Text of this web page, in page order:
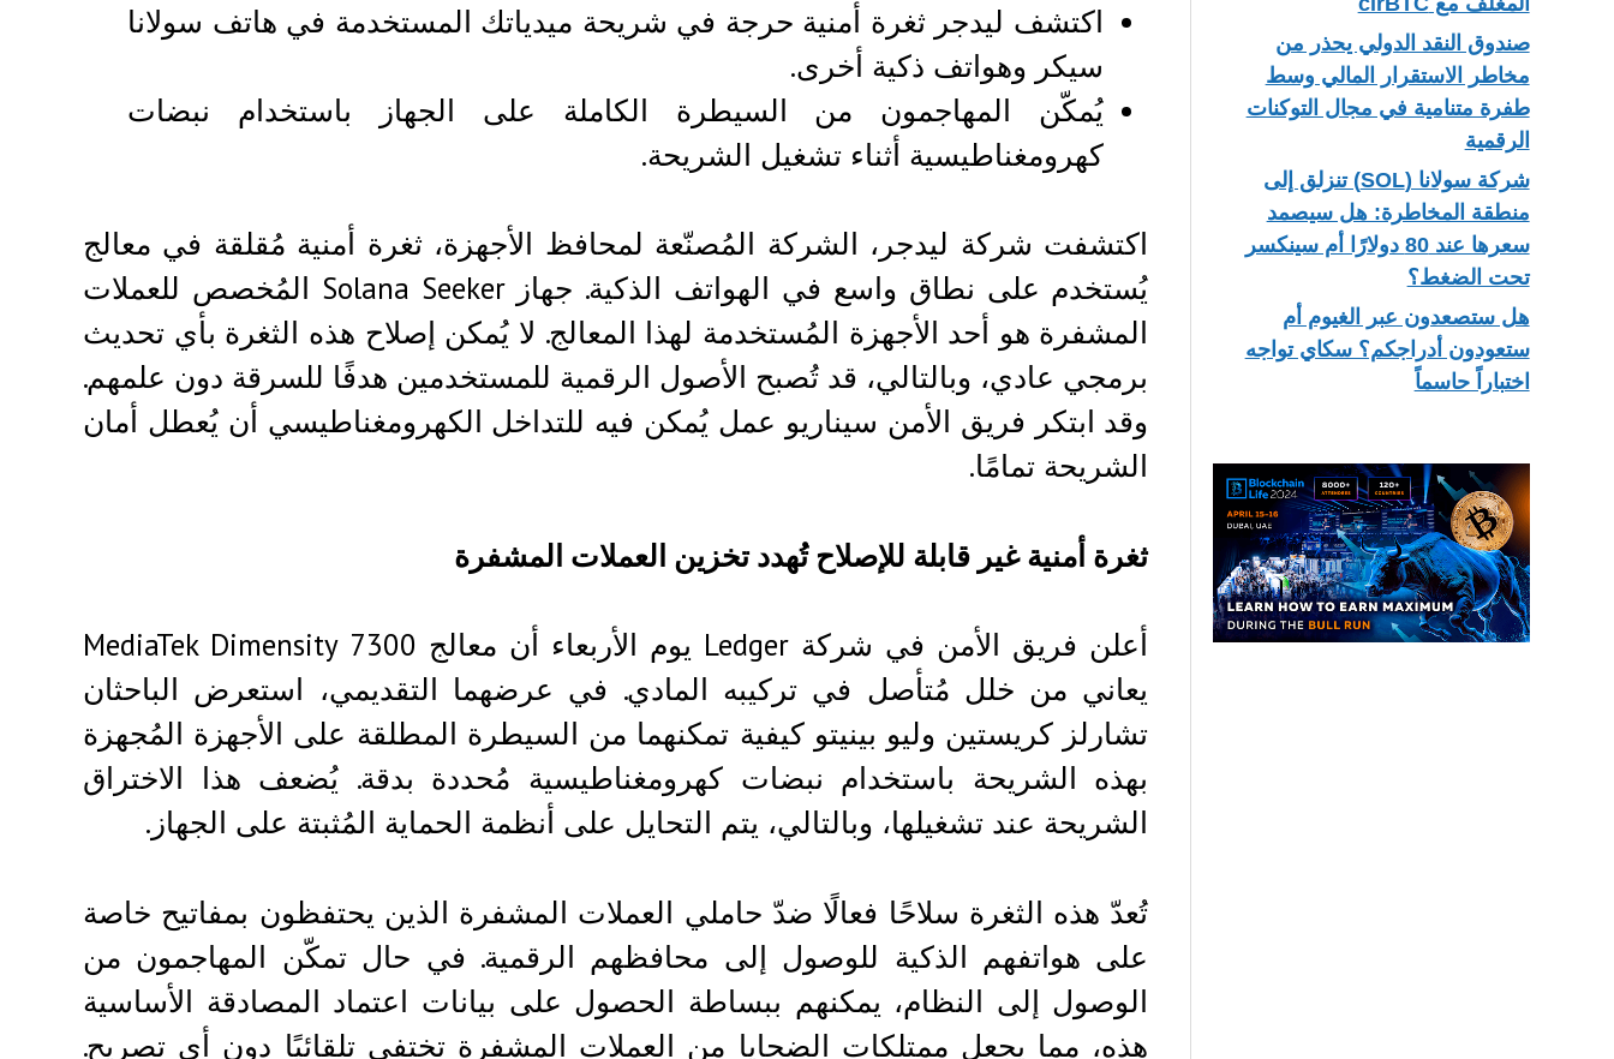
صندوق النقد الدولي يحذر من
مخاطر الاستقرار المالي وسط
طفرة متنامية في مجال التوكنات
الرقمية
شركة سولانا (SOL) تنزلق إلى
منطقة المخاطرة: هل سيصمد
سعرها عند 80 دولارًا أم سينكسر
تحت الضغط؟
هل ستصعدون عبر الغيوم أم
ستعودون أدراجكم؟ سكاي تواجه
اختباراً حاسماً
اكتشف ليدجر ثغرة أمنية حرجة في شريحة ميدياتك المستخدمة في هاتف سولانا
سيكر وهواتف ذكية أخرى.
يُمكّن المهاجمون من السيطرة الكاملة على الجهاز باستخدام نبضات
كهرومغناطيسية أثناء تشغيل الشريحة.
اكتشفت شركة ليدجر، الشركة المُصنّعة لمحافظ الأجهزة، ثغرة أمنية مُقلقة في معالج
يُستخدم على نطاق واسع في الهواتف الذكية. جهاز Solana Seeker المُخصص للعملات
المشفرة هو أحد الأجهزة المُستخدمة لهذا المعالج. لا يُمكن إصلاح هذه الثغرة بأي تحديث
برمجي عادي، وبالتالي، قد تُصبح الأصول الرقمية للمستخدمين هدفًا للسرقة دون علمهم.
وقد ابتكر فريق الأمن سيناريو عمل يُمكن فيه للتداخل الكهرومغناطيسي أن يُعطل أمان
الشريحة تمامًا.
ثغرة أمنية غير قابلة للإصلاح تُهدد تخزين العملات المشفرة
أعلن فريق الأمن في شركة Ledger يوم الأربعاء أن معالج MediaTek Dimensity 7300
يعاني من خلل مُتأصل في تركيبه المادي. في عرضهما التقديمي، استعرض الباحثان
تشارلز كريستين وليو بينيتو كيفية تمكنهما من السيطرة المطلقة على الأجهزة المُجهزة
بهذه الشريحة باستخدام نبضات كهرومغناطيسية مُحددة بدقة. يُضعف هذا الاختراق
الشريحة عند تشغيلها، وبالتالي، يتم التحايل على أنظمة الحماية المُثبتة على الجهاز.
تُعدّ هذه الثغرة سلاحًا فعالًا ضدّ حاملي العملات المشفرة الذين يحتفظون بمفاتيح خاصة
على هواتفهم الذكية للوصول إلى محافظهم الرقمية. في حال تمكّن المهاجمون من
الوصول إلى النظام، يمكنهم ببساطة الحصول على بيانات اعتماد المصادقة الأساسية
هذه، مما يجعل ممتلكات الضحايا من العملات المشفرة تختفي تلقائيًا دون أي تصريح.